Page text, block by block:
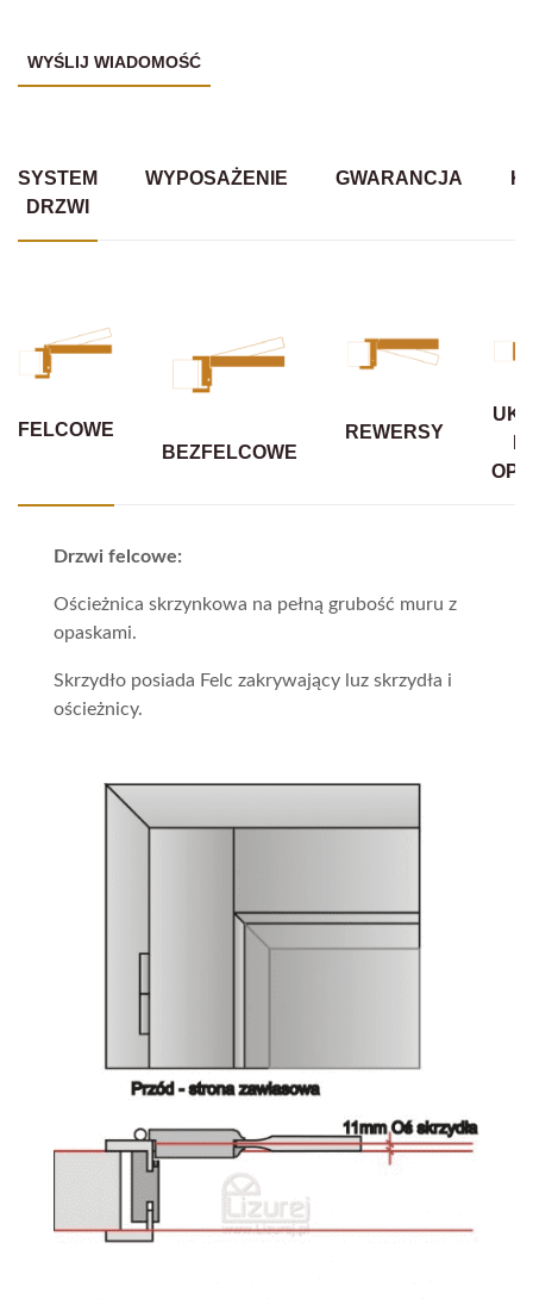
SYSTEM
DRZWI
WYPOSAŻENIE GWARANCJA
FELCOWE
BEZFELCOWE
REWERSY
Drzwi felcowe:
Ościeżnica skrzynkowa na pełną grubość muru z
opaskami.
Skrzydło posiada Felc zakrywający luz skrzydła i
ościeżnicy.